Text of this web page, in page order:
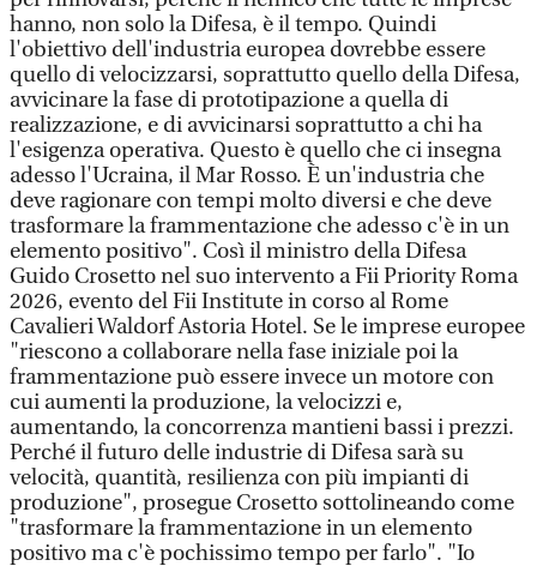
hanno, non solo la Difesa, è il tempo. Quindi
l'obiettivo dell'industria europea dovrebbe essere
quello di velocizzarsi, soprattutto quello della Difesa,
avvicinare la fase di prototipazione a quella di
realizzazione, e di avvicinarsi soprattutto a chi ha
l'esigenza operativa. Questo è quello che ci insegna
adesso l'Ucraina, il Mar Rosso. È un'industria che
deve ragionare con tempi molto diversi e che deve
trasformare la frammentazione che adesso c'è in un
elemento positivo". Così il ministro della Difesa
Guido Crosetto nel suo intervento a Fii Priority Roma
2026, evento del Fii Institute in corso al Rome
Cavalieri Waldorf Astoria Hotel. Se le imprese europee
"riescono a collaborare nella fase iniziale poi la
frammentazione può essere invece un motore con
cui aumenti la produzione, la velocizzi e,
aumentando, la concorrenza mantieni bassi i prezzi.
Perché il futuro delle industrie di Difesa sarà su
velocità, quantità, resilienza con più impianti di
produzione", prosegue Crosetto sottolineando come
"trasformare la frammentazione in un elemento
positivo ma c'è pochissimo tempo per farlo". "Io